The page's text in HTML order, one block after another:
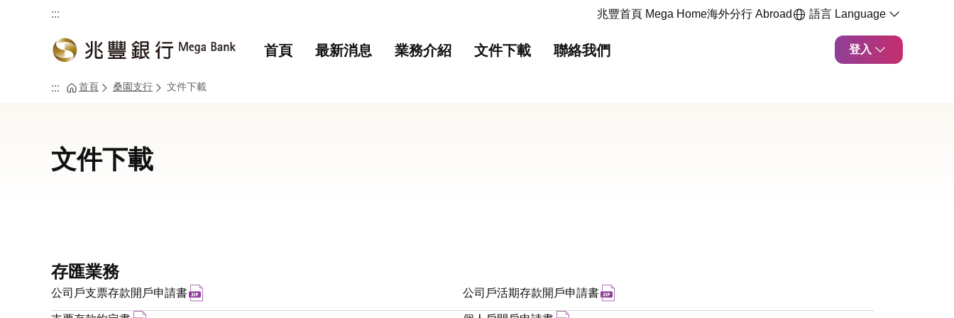
::: 兆豐首頁 Mega Home海外分行 Abroad 語言 Language
首頁 最新消息 業務介紹 文件下載 聯絡我們 登入
::: 首頁 桑園支行 文件下載
文件下載
存匯業務
公司戶支票存款開戶申請書 公司戶活期存款開戶申請書